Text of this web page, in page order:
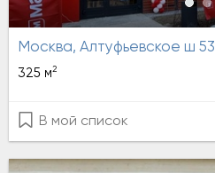
Москва, Алтуфьевское ш 53
325 м2
В мой список